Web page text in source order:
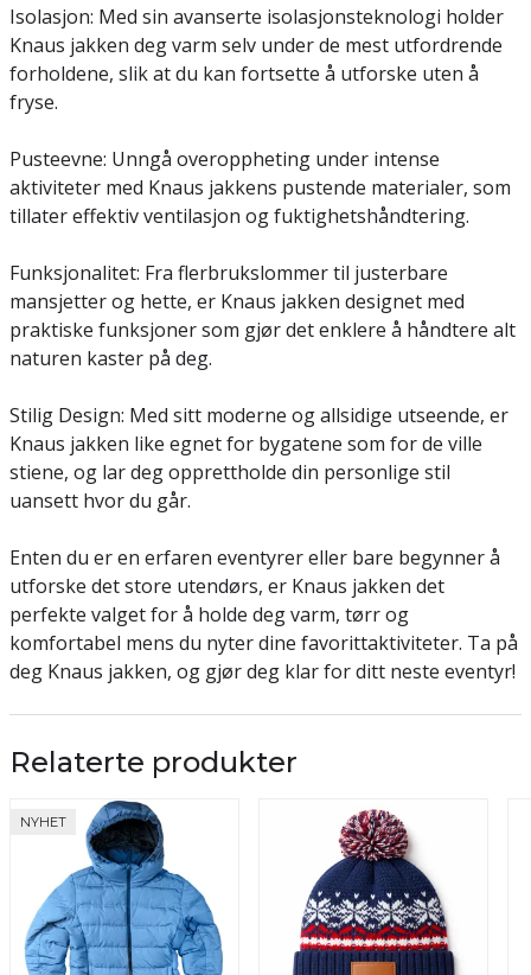
Isolasjon: Med sin avanserte isolasjonsteknologi holder
Knaus jakken deg varm selv under de mest utfordrende
forholdene, slik at du kan fortsette å utforske uten å
fryse.
Pusteevne: Unngå overoppheting under intense
aktiviteter med Knaus jakkens pustende materialer, som
tillater effektiv ventilasjon og fuktighetshåndtering.
Funksjonalitet: Fra flerbrukslommer til justerbare
mansjetter og hette, er Knaus jakken designet med
praktiske funksjoner som gjør det enklere å håndtere alt
naturen kaster på deg.
Stilig Design: Med sitt moderne og allsidige utseende, er
Knaus jakken like egnet for bygatene som for de ville
stiene, og lar deg opprettholde din personlige stil
uansett hvor du går.
Enten du er en erfaren eventyrer eller bare begynner å
utforske det store utendørs, er Knaus jakken det
perfekte valget for å holde deg varm, tørr og
komfortabel mens du nyter dine favorittaktiviteter. Ta på
deg Knaus jakken, og gjør deg klar for ditt neste eventyr!
Relaterte produkter
NYHET